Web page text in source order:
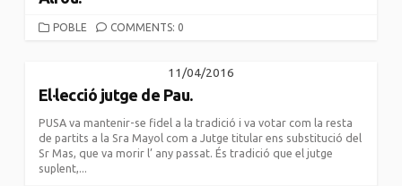
CATEGORIES
POBLE COMMENTS: 0
11/04/2016
El·lecció jutge de Pau.
PUSA va mantenir-se fidel a la tradició i va votar com la resta
de partits a la Sra Mayol com a Jutge titular ens substitució del
Sr Mas, que va morir l’ any passat. És tradició que el jutge
suplent,...